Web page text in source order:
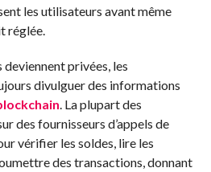
les utilisateurs avant même
réglée.
privées, les
divulguer des informations
. La plupart des
des fournisseurs d’appels de
vérifier les soldes, lire les
des transactions, donnant